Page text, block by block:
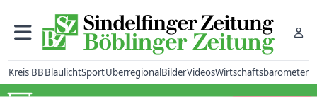
Kreis BBBlaulichtSportÜberregionalBilderVideosWirtschaftsbarometer